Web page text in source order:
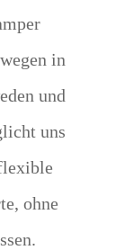
in
und
uns
ohne